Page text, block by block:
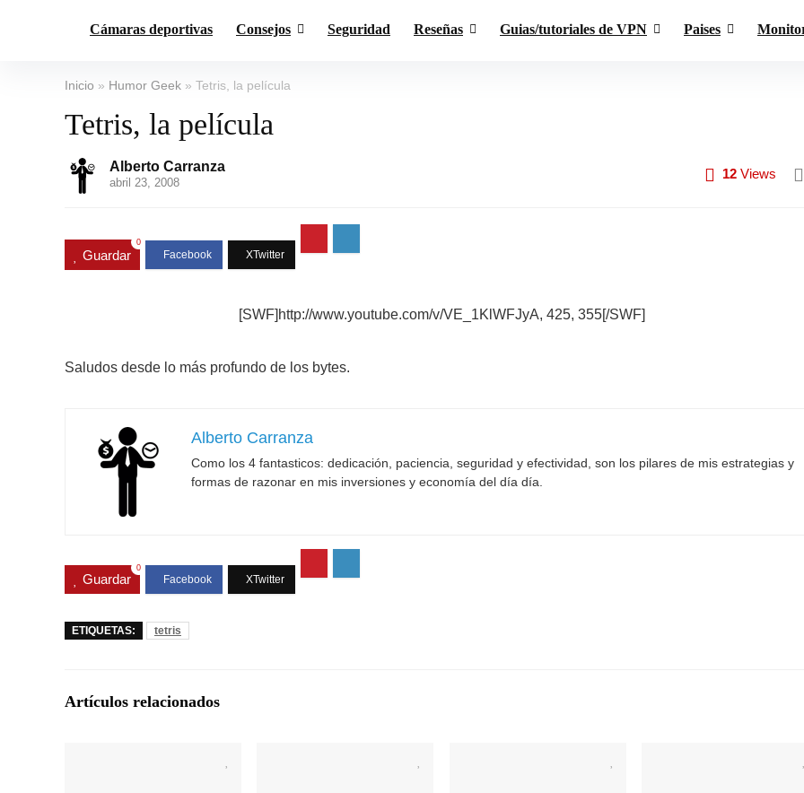
Cámaras deportivas Consejos Seguridad Reseñas Guias/tutoriales de VPN Paises
Inicio » Humor Geek » Tetris, la película
Tetris, la película
Alberto Carranza
abril 23, 2008
12 Views
Guardar
0
[SWF]http://www.youtube.com/v/VE_1KlWFJyA, 425, 355[/SWF]
Saludos desde lo más profundo de los bytes.
Alberto Carranza
Como los 4 fantasticos: dedicación, paciencia, seguridad y efectividad, son los pilares de mis estrategias y
formas de razonar en mis inversiones y economía del día día.
Guardar
0
ETIQUETAS: tetris
Artículos relacionados